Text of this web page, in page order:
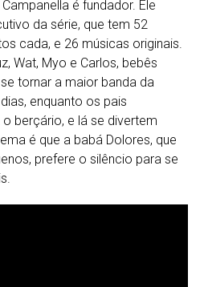
é fundador. Ele
da série, que tem 52
cada, e 26 músicas originais.
Wat, Myo e Carlos, bebês
tornar a maior banda da
enquanto os pais
berçário, e lá se divertem
é que a babá Dolores, que
prefere o silêncio para se